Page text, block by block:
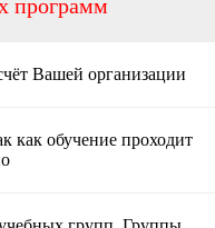
программ
Вашей организации
как обучение проходит